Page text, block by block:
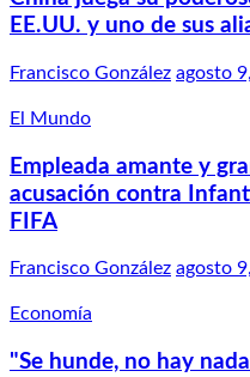
EE.UU. y uno de sus
Francisco González agosto
El Mundo
Empleada amante y
acusación contra
FIFA
Francisco González agosto
Economía
"Se hunde, no hay